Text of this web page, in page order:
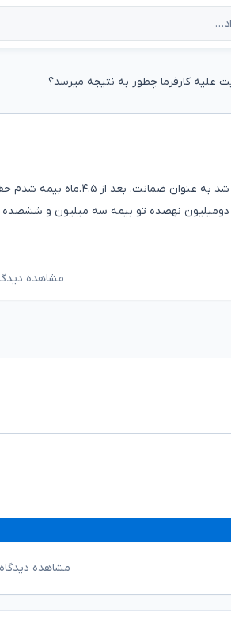
علیه کارفرما چطور به نتیجه میرسد؟
قراردادی که بستم پارسال برج ۳ و ۴ کاملا مخدوش بود. و از من۳۰میلیون سفته گرفته شد به عنوان ضمانت.
دومیلیون نهصده تو بیمه سه میلیون و
مشاهده
مشاهده